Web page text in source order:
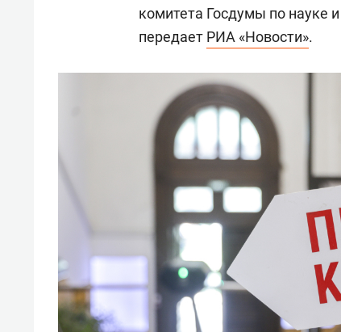
комитета Госдумы по науке
передает РИА «Новости».